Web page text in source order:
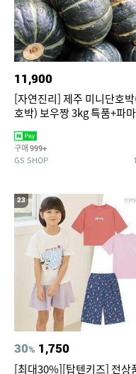
11,900
[자연진리] 제주 미니단호
호박) 보우짱 3kg 특품+파
구매 999+
GS SHOP 1
23
30% 1,750
[최대30%][탑텐키즈] 전상